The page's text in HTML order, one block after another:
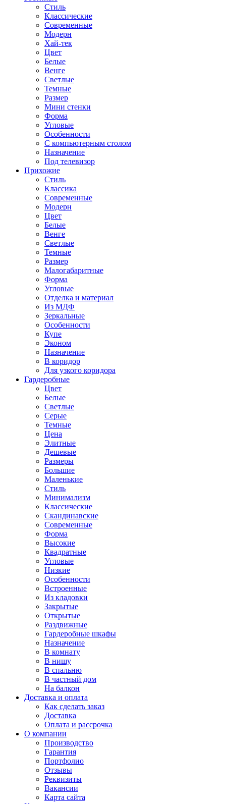
Стиль
Классические
Современные
Модерн
Хай-тек
Цвет
Белые
Венге
Светлые
Темные
Размер
Мини стенки
Форма
Угловые
Особенности
С компьютерным столом
Назначение
Под телевизор
Прихожие
Стиль
Классика
Современные
Модерн
Цвет
Белые
Венге
Светлые
Темные
Размер
Малогабаритные
Форма
Угловые
Отделка и материал
Из МДФ
Зеркальные
Особенности
Купе
Эконом
Назначение
В коридор
Для узкого коридора
Гардеробные
Цвет
Белые
Светлые
Серые
Темные
Цена
Элитные
Дешевые
Размеры
Большие
Маленькие
Стиль
Минимализм
Классические
Скандинавские
Современные
Форма
Высокие
Квадратные
Угловые
Низкие
Особенности
Встроенные
Из кладовки
Закрытые
Открытые
Раздвижные
Гардеробные шкафы
Назначение
В комнату
В нишу
В спальню
В частный дом
На балкон
Доставка и оплата
Как сделать заказ
Доставка
Оплата и рассрочка
О компании
Производство
Гарантия
Портфолио
Отзывы
Реквизиты
Вакансии
Карта сайта